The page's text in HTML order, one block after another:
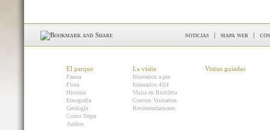
noticias | mapa web |
El parque
Fauna
Flora
Historia
Etnografía
Geología
Como llegar
Audios
La visita
Itinerarios a pie
Itinerarios 4X4
Visita en Bicicleta
Centros Visitantes
Recomendaciones
Visitas guiadas